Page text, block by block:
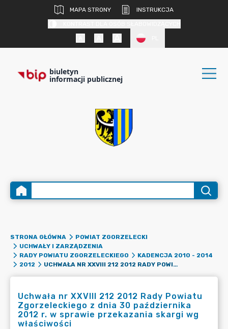
MAPA STRONY
INSTRUKCJA
biuletyn
informacji publicznej
STRONA GŁÓWNA
POWIAT ZGORZELECKI
UCHWAŁY I ZARZĄDZENIA
RADY POWIATU ZGORZELECKIEGO
KADENCJA 2010 - 2014
2012
UCHWAŁA NR XXVIII 212 2012 RADY POWIATU ZGORZELECKIEGO Z DNIA 30 PAŹDZIERNIKA 2012 R. W SPRAWIE PRZEKAZANIA SKARGI WG WŁAŚCIWOŚCI
Uchwała nr XXVIII 212 2012 Rady Powiatu
Zgorzeleckiego z dnia 30 października
2012 r. w sprawie przekazania skargi wg
właściwości